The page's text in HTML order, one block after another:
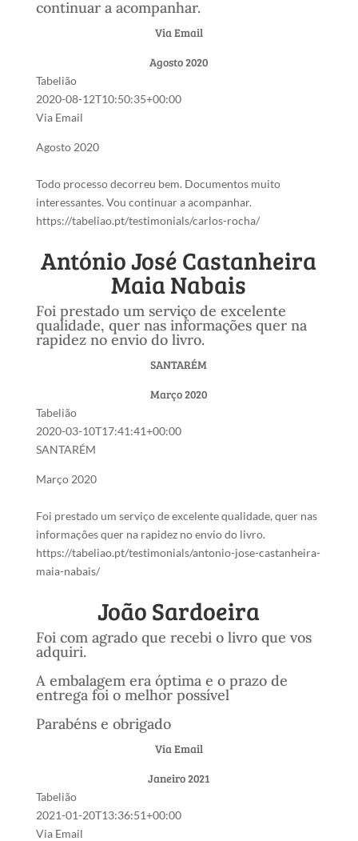
continuar a acompanhar.
Via Email
Agosto 2020
Tabelião
2020-08-12T10:50:35+00:00
Via Email
Agosto 2020
Todo processo decorreu bem. Documentos muito
interessantes. Vou continuar a acompanhar.
https://tabeliao.pt/testimonials/carlos-rocha/
António José Castanheira
Maia Nabais
Foi prestado um serviço de excelente
qualidade, quer nas informações quer na
rapidez no envio do livro.
SANTARÉM
Março 2020
Tabelião
2020-03-10T17:41:41+00:00
SANTARÉM
Março 2020
Foi prestado um serviço de excelente qualidade, quer nas
informações quer na rapidez no envio do livro.
https://tabeliao.pt/testimonials/antonio-jose-castanheira-
maia-nabais/
João Sardoeira
Foi com agrado que recebi o livro que vos
adquiri.
A embalagem era óptima e o prazo de
entrega foi o melhor possível
Parabéns e obrigado
Via Email
Janeiro 2021
Tabelião
2021-01-20T13:36:51+00:00
Via Email